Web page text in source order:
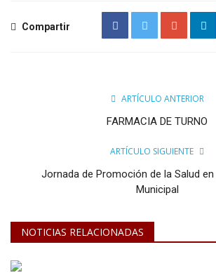
Compartir
ARTÍCULO ANTERIOR
FARMACIA DE TURNO
ARTÍCULO SIGUIENTE
Jornada de Promoción de la Salud
Municipal
NOTICIAS RELACIONADAS